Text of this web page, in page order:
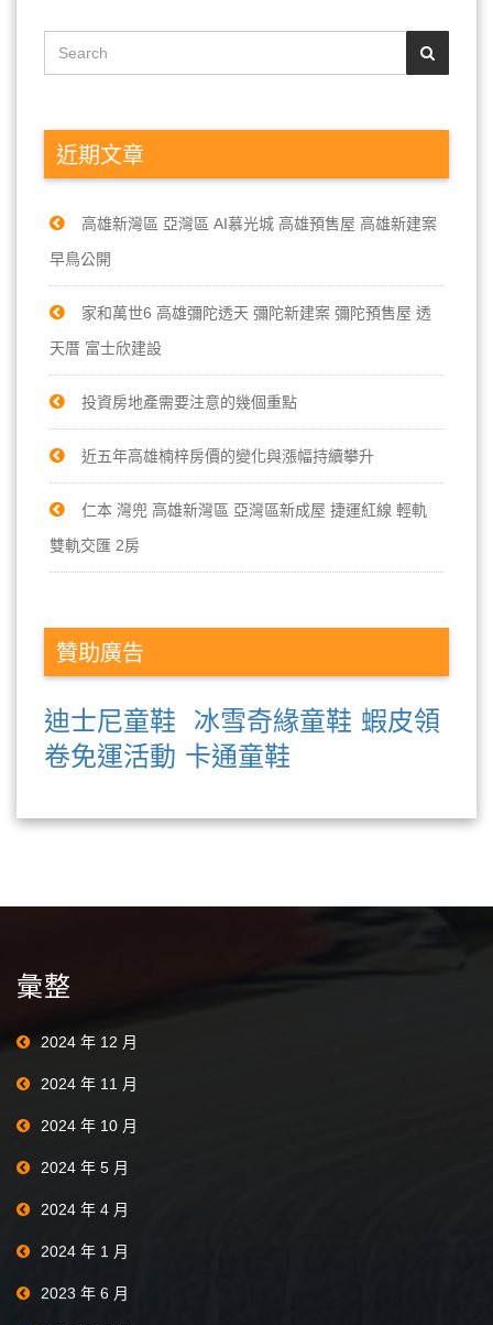
近期文章
高雄新灣區 亞灣區 AI慕光城 高雄預售屋 高雄新建案
早鳥公開
家和萬世6 高雄彌陀透天 彌陀新建案 彌陀預售屋 透
天厝 富士欣建設
投資房地產需要注意的幾個重點
近五年高雄楠梓房價的變化與漲幅持續攀升
仁本 灣兜 高雄新灣區 亞灣區新成屋 捷運紅線 輕軌
雙軌交匯 2房
贊助廣告
迪士尼童鞋 冰雪奇緣童鞋 蝦皮領
卷免運活動 卡通童鞋
彙整
2024 年 12 月
2024 年 11 月
2024 年 10 月
2024 年 5 月
2024 年 4 月
2024 年 1 月
2023 年 6 月